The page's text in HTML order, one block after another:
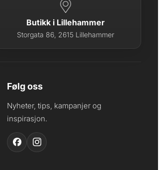
Butikk i Lillehammer
Storgata 86, 2615 Lillehammer
Følg oss
Nyheter, tips, kampanjer og
inspirasjon.